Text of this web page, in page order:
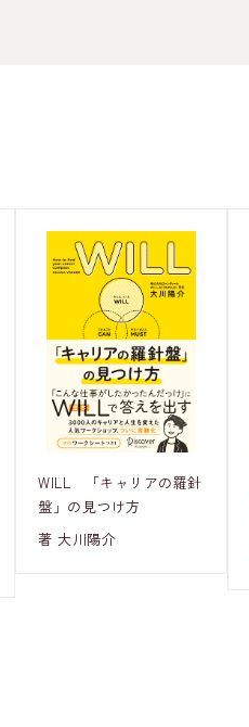
WILL 「キャリアの羅針
盤」の見つけ方
著 大川陽介